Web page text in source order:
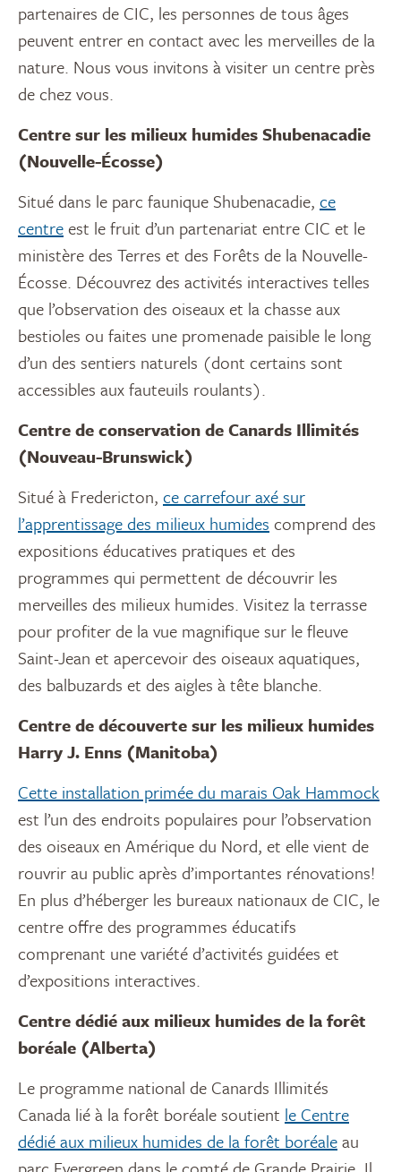
partenaires de CIC, les personnes de tous âges
peuvent entrer en contact avec les merveilles de la
nature. Nous vous invitons à visiter un centre près
de chez vous.
Centre sur les milieux humides Shubenacadie
(Nouvelle-Écosse)
Situé dans le parc faunique Shubenacadie, ce
centreest le fruit d’un partenariat entre CIC et le
ministère des Terres et des Forêts de la Nouvelle-
Écosse. Découvrez des activités interactives telles
que l’observation des oiseaux et la chasse aux
bestioles ou faites une promenade paisible le long
d’un des sentiers naturels (dont certains sont
accessibles aux fauteuils roulants).
Centre de conservation de Canards Illimités
(Nouveau-Brunswick)
Situé à Fredericton, ce carrefour axé sur
l’apprentissage des milieux humides comprend des
expositions éducatives pratiques et des
programmes qui permettent de découvrir les
merveilles des milieux humides. Visitez la terrasse
pour profiter de la vue magnifique sur le fleuve
Saint-Jean et apercevoir des oiseaux aquatiques,
des balbuzards et des aigles à tête blanche.
Centre de découverte sur les milieux humides
Harry J. Enns (Manitoba)
Cette installation primée du marais Oak Hammock
est l’un des endroits populaires pour l’observation
des oiseaux en Amérique du Nord, et elle vient de
rouvrir au public après d’importantes rénovations!
En plus d’héberger les bureaux nationaux de CIC, le
centre offre des programmes éducatifs
comprenant une variété d’activités guidées et
d’expositions interactives.
Centre dédié aux milieux humides de la forêt
boréale (Alberta)
Le programme national de Canards Illimités
Canada lié à la forêt boréale soutient le Centre
dédié aux milieux humides de la forêt boréaleau